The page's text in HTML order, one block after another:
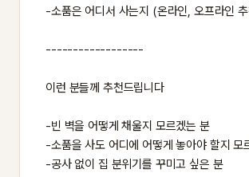
-소품은 어디서 사는지 (온라인, 오프라인
------------------
이런 분들께 추천드립니다
-빈 벽을 어떻게 채울지 모르겠는 분
-소품을 사도 어디에 어떻게 놓아야 할지 모
-공사 없이 집 분위기를 꾸미고 싶은 분